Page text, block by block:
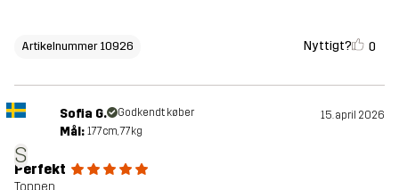
Artikelnummer 10926 Nyttigt? 0
S
Sofia G. Godkendt køber 15. april 2026
Mål: 177cm, 77kg
Perfekt